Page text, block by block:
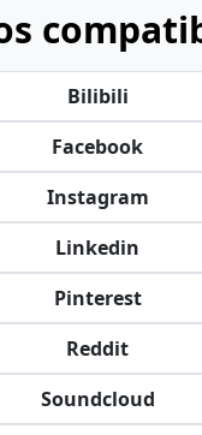
Bilibili
Facebook
Instagram
Linkedin
Pinterest
Reddit
Soundcloud